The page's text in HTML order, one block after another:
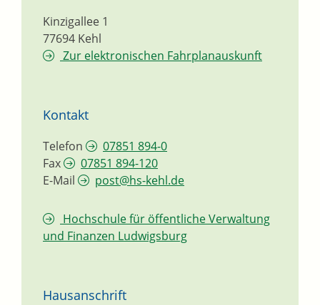
Kinzigallee 1
77694 Kehl
Zur elektronischen Fahrplanauskunft
Kontakt
Telefon
07851 894-0
Fax
07851 894-120
E-Mail
post@hs-kehl.de
Hochschule für öffentliche Verwaltung
und Finanzen Ludwigsburg
Hausanschrift